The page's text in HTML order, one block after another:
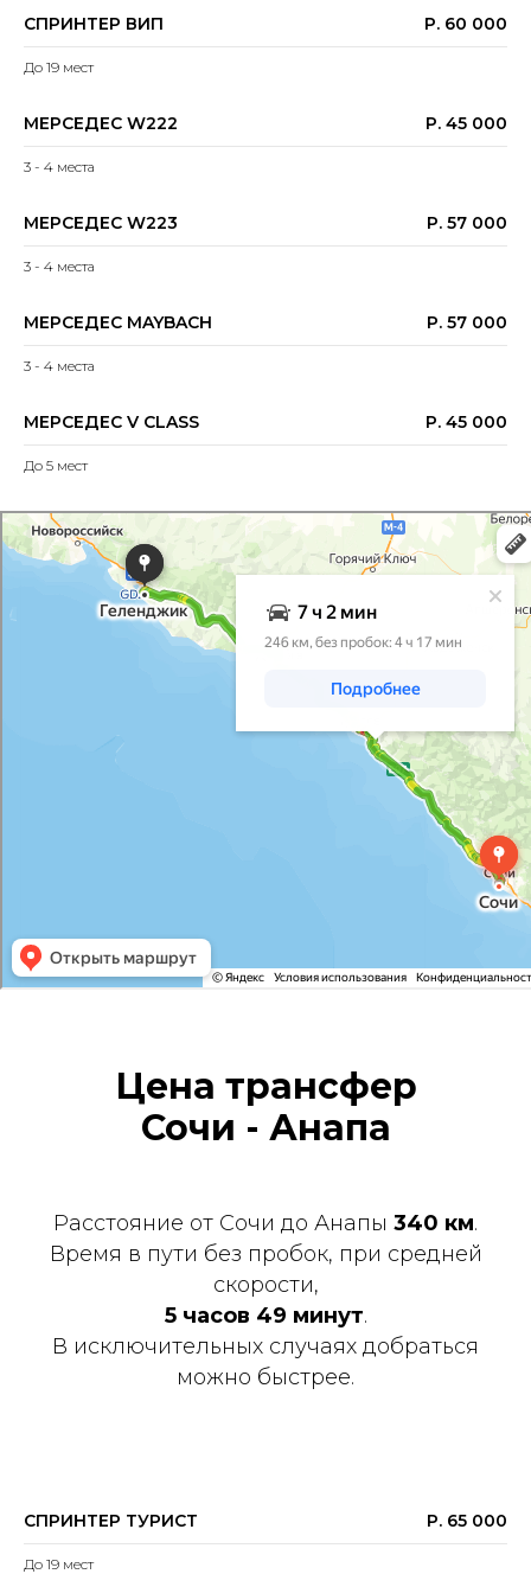
СПРИНТЕР ВИП Р. 60 000
До 19 мест
МЕРСЕДЕС W222 Р. 45 000
3 - 4 места
МЕРСЕДЕС W223 Р. 57 000
3 - 4 места
МЕРСЕДЕС MAYBACH Р. 57 000
3 - 4 места
МЕРСЕДЕС V CLASS Р. 45 000
До 5 мест
Яндекс Карты
Яндекс Карты
Цена трансфер
Сочи - Анапа
Расстояние от Сочи до Анапы 340 км.
Время в пути без пробок, при средней
скорости,
5 часов 49 минут.
В исключительных случаях добраться
можно быстрее.
СПРИНТЕР ТУРИСТ Р. 65 000
До 19 мест